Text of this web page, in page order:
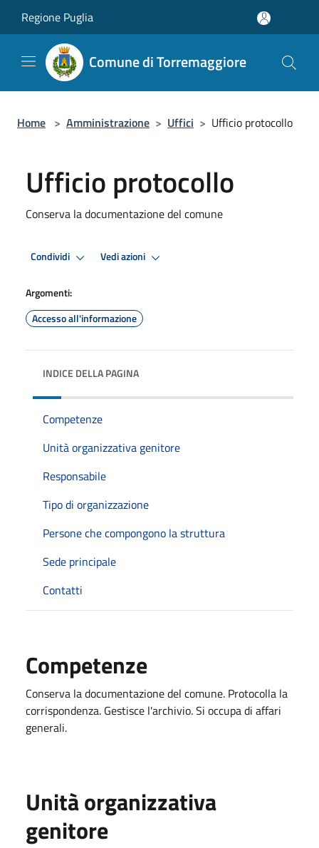
Regione Puglia
Comune di Torremaggiore
Home > Amministrazione > Uffici > Ufficio protocollo
Ufficio protocollo
Conserva la documentazione del comune
Condividi Premi Invio per attivare. apre menu
Vedi azioni
Argomenti:
Accesso all'informazione
INDICE DELLA PAGINA
Competenze
Unità organizzativa genitore
Responsabile
Tipo di organizzazione
Persone che compongono la struttura
Sede principale
Contatti
Competenze
Conserva la documentazione del comune. Protocolla la
corrispondenza. Gestisce l'archivio. Si occupa di affari
generali.
Unità organizzativa
genitore